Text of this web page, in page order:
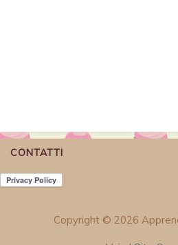
CONTATTI
Copyright © 2026